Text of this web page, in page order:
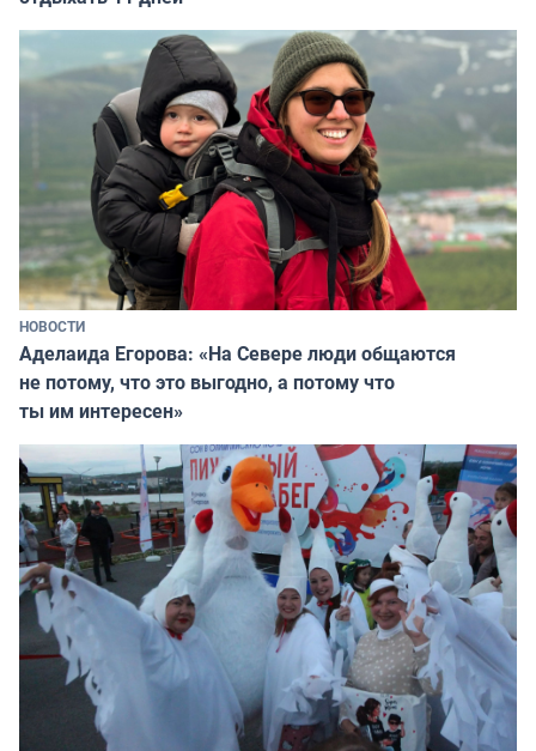
НОВОСТИ
Аделаида Егорова: «На Севере люди общаются
не потому, что это выгодно, а потому что
ты им интересен»